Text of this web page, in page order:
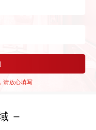
请放心填写